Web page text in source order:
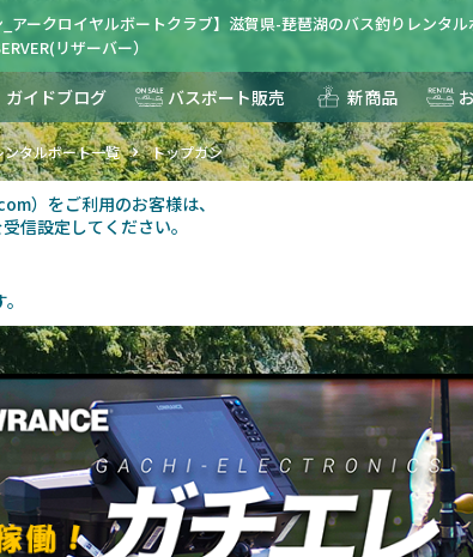
アークロイヤルボートクラブ】滋賀県-琵琶湖のバス釣りレンタル
リザーバー）
ガイドブログ バスボート販売 新商品
ンタルボート一覧 トップガン
）をご利用のお客様は、
信設定してください。